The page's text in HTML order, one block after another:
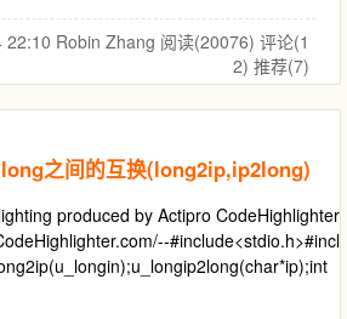
Robin Zhang 阅读(20076) 评论(1
2) 推荐(7)
之间的互换(long2ip,ip2long)
produced by Actipro CodeHighlighter
#include<stdio.h>#incl